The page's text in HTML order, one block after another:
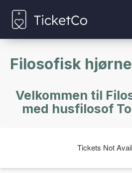
Filosofisk
Velkommen til
med husfilosof
Tickets Not